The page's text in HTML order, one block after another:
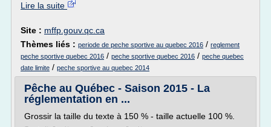
Lire la suite
Site : mffp.gouv.qc.ca
Thèmes liés : periode de peche sportive au quebec 2016 / reglement
peche sportive quebec 2016 / peche sportive quebec 2016 / peche quebec
date limite / peche sportive au quebec 2014
Pêche au Québec - Saison 2015 - La
réglementation en ...
Grossir la taille du texte à 150 % - taille actuelle 100 %.